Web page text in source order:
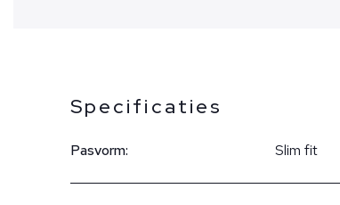
Specificaties
Pasvorm: Slim fit